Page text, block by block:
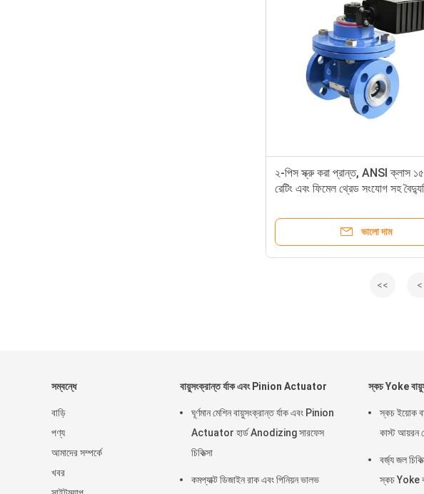
২-পিস স্ক্রু করা প্রান্ত, ANSI ক্লাস
রেটিং এবং ফিমেল থ্রেড সংযোগ সহ
ভালো দাম
<< <
সম্বন্ধে
বাড়ি
পণ্য
আমাদের সম্পর্কে
খবর
বায়ুসংক্রান্ত র্যাক এবং Pinion Actuator
ঘূর্ণমান মেশিন বায়ুসংক্রান্ত র্যাক এবং Pinion
Actuator হার্ড Anodizing সারফেস
চিকিত্সা
কমপ্যাক্ট ডিজাইন রাক এবং পিনিয়ন ভালভ
স্কচ Yoke
স্কচ ইয়োক
কাস্ট আয়রন
বর্জ্য জল
স্কচ Yoke